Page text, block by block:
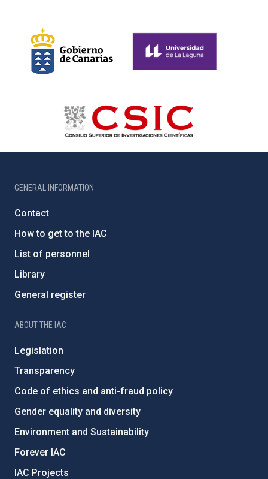
GENERAL INFORMATION
Contact
How to get to the IAC
List of personnel
Library
General register
ABOUT THE IAC
Legislation
Transparency
Code of ethics and anti-fraud policy
Gender equality and diversity
Environment and Sustainability
Forever IAC
IAC Projects